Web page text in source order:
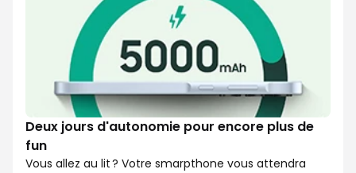
Deux jours d'autonomie pour encore plus de
fun
Vous allez au lit ? Votre smarpthone vous attendra